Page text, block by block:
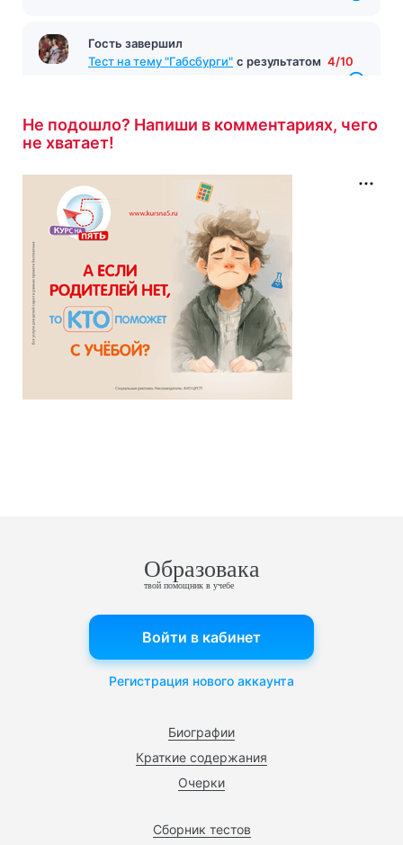
Гость завершил
Тест на тему "Габсбурги" с результатом 4/10
Не подошло? Напиши в комментариях, чего
не хватает!
Образовака
твой помощник в учебе
Биографии
Краткие содержания
Очерки
Сборник тестов
Войти в кабинет
Регистрация нового аккаунта